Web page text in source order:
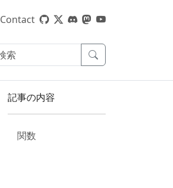
Contact
記事の内容
関数